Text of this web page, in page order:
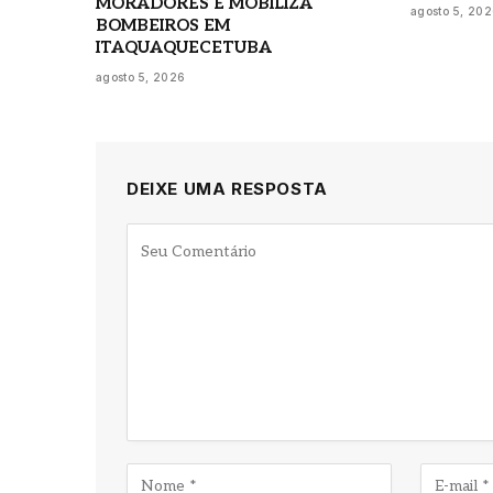
BOMBEIROS EM
ITAQUAQUECETUBA
agosto 5, 2026
agosto 5,
DEIXE UMA RESPOSTA